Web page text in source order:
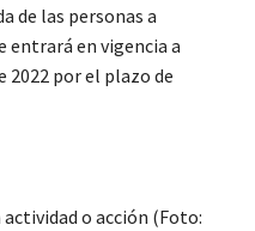
de las personas a
entrará en vigencia a
2022 por el plazo de
o acción (Foto: